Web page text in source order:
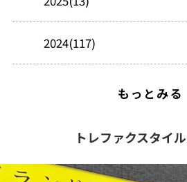
2024(117)
2021(21)
もっとみる
トレファクスタイ